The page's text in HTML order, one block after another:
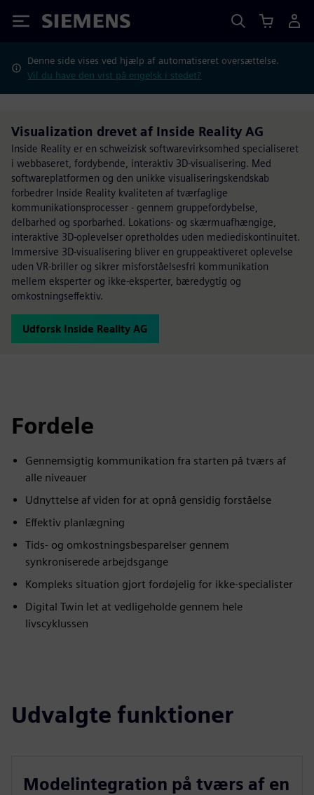
Siemens
Denne side vises ved hjælp af automatiseret oversættelse.
Vil du have den vist på engelsk i stedet?
Visualization drevet af Inside Reality AG
Inside Reality er en schweizisk softwarevirksomhed specialiseret
i webbaseret, fordybende, interaktiv 3D-visualisering. Med
softwareplatformen og den unikke visualiseringskendskab
forbedrer Inside Reality kvaliteten af tværfaglige
kommunikationsprocesser - gennem gruppefordybelse,
delbarhed og sporbarhed. Lokations- og skærmuafhængige,
interaktive 3D-oplevelser opretholdes uden mediediskontinuitet.
Immersive 3D-visualisering bliver en gruppeaktiveret oplevelse
uden VR-briller og sikrer misforståelsesfri kommunikation
mellem eksperter og ikke-eksperter, bæredygtig og
omkostningseffektiv.
Udforsk Inside Reality AG
Fordele
Gennemsigtig kommunikation fra starten på tværs af
alle niveauer
Udnyttelse af viden for at opnå gensidig forståelse
Effektiv planlægning
Tids- og omkostningsbesparelser gennem
synkroniserede arbejdsgange
Kompleks situation gjort fordøjelig for ikke-specialister
Digital Twin let at vedligeholde gennem hele
livscyklussen
Udvalgte funktioner
Modelintegration på tværs af en